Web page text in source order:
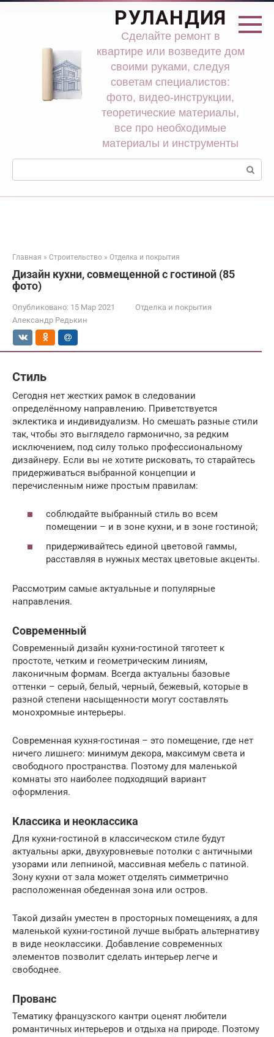
Перейти
РУЛАНДИЯ
Сделайте ремонт в
квартире или возведите дом
своими руками, следуя
советам специалистов:
фото, видео-инструкции,
теоретические материалы,
все про необходимые
материалы и инструменты
Поиск:
Главная » Строительство » Отделка и покрытия
Дизайн кухни, совмещенной с гостиной (85
фото)
Опубликовано: 15 Мар 2021
Отделка и покрытия
Александр Редькин
Стиль
Сегодня нет жестких рамок в следовании
определённому направлению. Приветствуется
эклектика и индивидуализм. Но смешать разные стили
так, чтобы это выглядело гармонично, за редким
исключением, под силу только профессиональному
дизайнеру. Если вы не хотите рисковать, то старайтесь
придерживаться выбранной концепции и
перечисленным ниже простым правилам:
соблюдайте выбранный стиль во всем
помещении – и в зоне кухни, и в зоне гостиной;
придерживайтесь единой цветовой гаммы,
расставляя в нужных местах цветовые акценты.
Рассмотрим самые актуальные и популярные
направления.
Современный
Современный дизайн кухни-гостиной тяготеет к
простоте, четким и геометрическим линиям,
лаконичным формам. Всегда актуальны базовые
оттенки – серый, белый, черный, бежевый, которые в
разной степени насыщенности могут составлять
монохромные интерьеры.
Современная кухня-гостиная – это помещение, где нет
ничего лишнего: минимум декора, максимум света и
свободного пространства. Поэтому для маленькой
комнаты это наиболее подходящий вариант
оформления.
Классика и неоклассика
Для кухни-гостиной в классическом стиле будут
актуальны арки, двухуровневые потолки с античными
узорами или лепниной, массивная мебель с патиной.
Зону кухни от зала может отделять симметрично
расположенная обеденная зона или остров.
Такой дизайн уместен в просторных помещениях, а для
маленькой кухни-гостиной лучше выбрать альтернативу
в виде неоклассики. Добавление современных
элементов позволит сделать интерьер легче и
свободнее.
Прованс
Тематику французского кантри оценят любители
романтичных интерьеров и отдыха на природе. Поэтому